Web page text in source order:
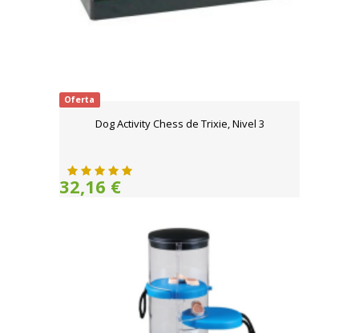
Oferta
Dog Activity Chess de Trixie, Nivel 3
32,16 €